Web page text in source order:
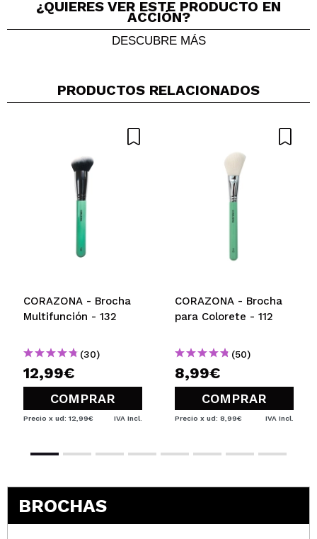
Compartir un vídeo o una foto
¿Recomendarías su compra? Si No
¿QUIERES VER ESTE PRODUCTO EN
ACCIÓN?
DESCUBRE MÁS
PRODUCTOS RELACIONADOS
CORAZONA - Brocha
Multifunción - 132
(30)
12,99€
COMPRAR
Precio x ud: 12,99€ IVA Incl.
CORAZONA - Brocha
para Colorete - 112
(50)
8,99€
COMPRAR
Precio x ud: 8,99€ IVA Incl.
BROCHAS